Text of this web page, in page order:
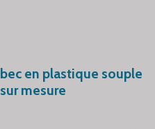
en plastique souple
mesure